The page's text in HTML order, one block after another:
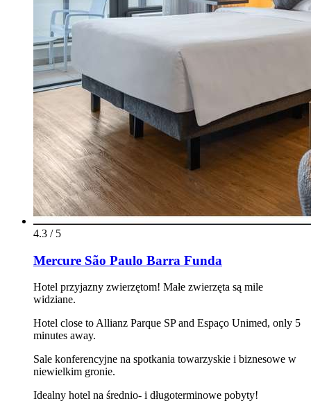
4.3 / 5
Mercure São Paulo Barra Funda
Hotel przyjazny zwierzętom! Małe zwierzęta są mile
widziane.
Hotel close to Allianz Parque SP and Espaço Unimed, only 5
minutes away.
Sale konferencyjne na spotkania towarzyskie i biznesowe w
niewielkim gronie.
Idealny hotel na średnio- i długoterminowe pobyty!